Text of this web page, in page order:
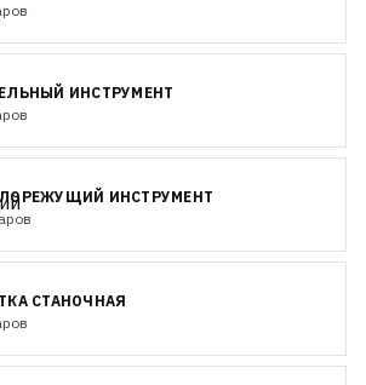
ИНСТРУМЕНТ
ИНСТРУМЕНТ
СТАНОЧНАЯ